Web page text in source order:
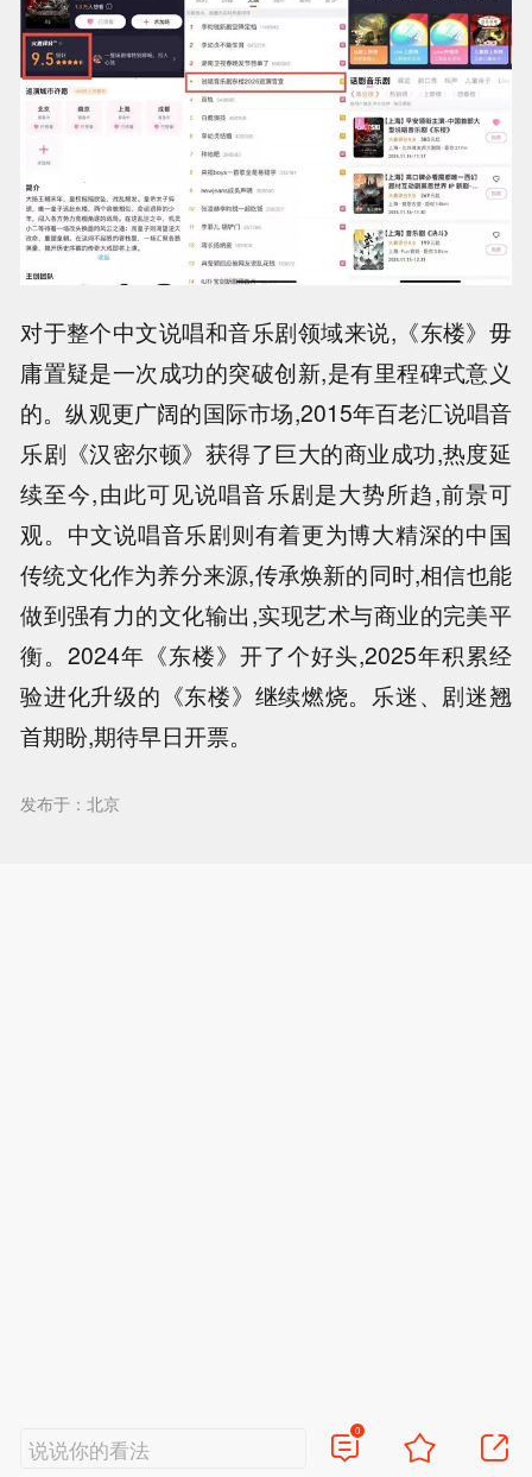
对于整个中文说唱和音乐剧领域来说,《东楼》毋
庸置疑是一次成功的突破创新,是有里程碑式意义
的。纵观更广阔的国际市场,2015年百老汇说唱音
乐剧《汉密尔顿》获得了巨大的商业成功,热度延
续至今,由此可见说唱音乐剧是大势所趋,前景可
观。中文说唱音乐剧则有着更为博大精深的中国
传统文化作为养分来源,传承焕新的同时,相信也能
做到强有力的文化输出,实现艺术与商业的完美平
衡。2024年《东楼》开了个好头,2025年积累经
验进化升级的《东楼》继续燃烧。乐迷、剧迷翘
首期盼,期待早日开票。
发布于：北京
说说你的看法
0